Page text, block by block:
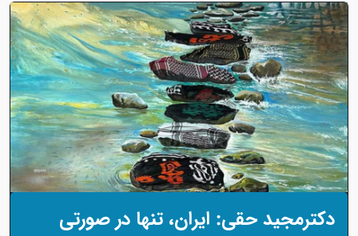
دکترمجید حقی: ایران، تنها در صورتی